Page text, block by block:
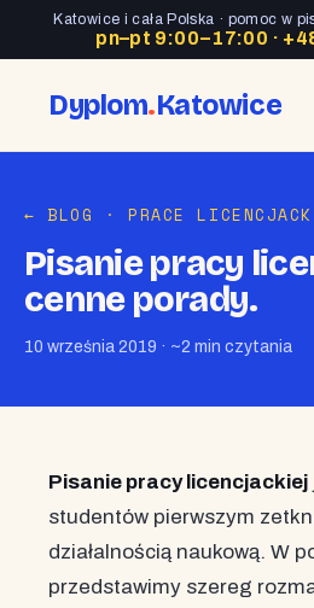
Katowice i cała Polska · pomoc w
pn–pt 9:00–17:00 ·
Dyplom.Katowice
← BLOG · PRACE
Pisanie pracy
cenne porady.
10 września 2019 · ~2 min czytania
Pisanie pracy licencjackiej
studentów pierwszym
działalnością naukową. W
przedstawimy szereg